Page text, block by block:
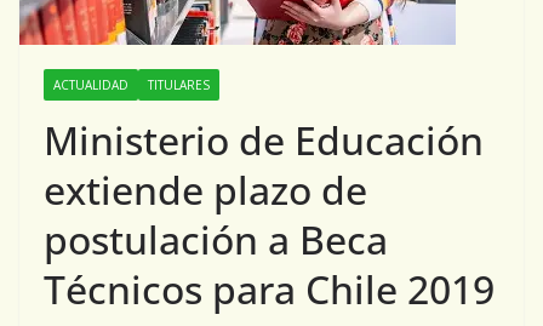
ACTUALIDAD TITULARES
Ministerio de Educación
extiende plazo de
postulación a Beca
Técnicos para Chile 2019